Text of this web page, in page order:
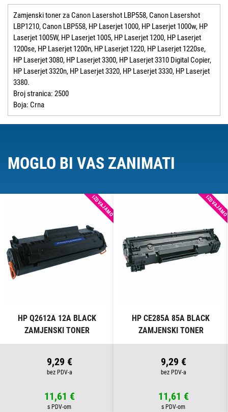
Zamjenski toner za Canon Lasershot LBP558, Canon Lasershot
LBP1210, Canon LBP558, HP Laserjet 1000, HP Laserjet 1000w, HP
Laserjet 1005W, HP Laserjet 1005, HP Laserjet 1200, HP Laserjet
1200se, HP Laserjet 1200n, HP Laserjet 1220, HP Laserjet 1220se,
HP Laserjet 3080, HP Laserjet 3300, HP Laserjet 3310 Digital Copier,
HP Laserjet 3320n, HP Laserjet 3320, HP Laserjet 3330, HP Laserjet
3380.
Broj stranica: 2500
Boja: Crna
MOGLO BI VAS ZANIMATI
IZDVAJAMO
HP Q2612A 12A BLACK
ZAMJENSKI TONER
9,29 €
11,61 €
HP CE285A 85A BLACK
ZAMJENSKI TONER
9,29 €
11,61 €